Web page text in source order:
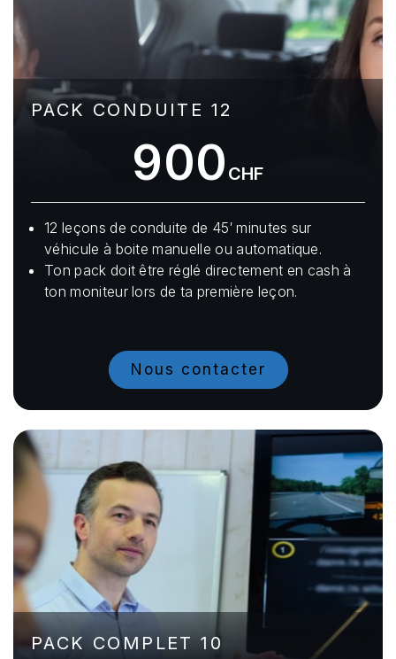
PACK CONDUITE 12
900 CHF
12 leçons de conduite de 45′ minutes sur
véhicule à boite manuelle ou automatique.
Ton pack doit être réglé directement en cash à
ton moniteur lors de ta première leçon.
Nous contacter
PACK COMPLET 10